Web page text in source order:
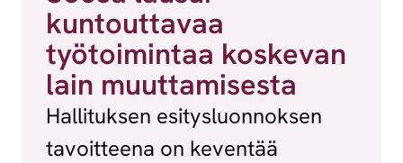
kuntouttavaa
työtoimintaa koskevan
lain muuttamisesta
Hallituksen esitysluonnoksen
tavoitteena on keventää